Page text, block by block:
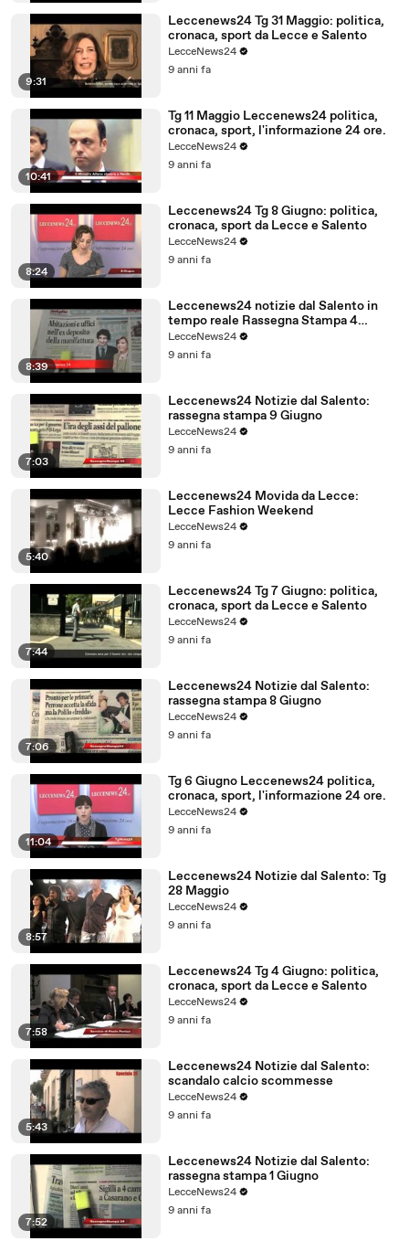
9:31
Leccenews24 Tg 31 Maggio: politica,
cronaca, sport da Lecce e Salento
LecceNews24
9 anni fa
10:41
Tg 11 Maggio Leccenews24 politica,
cronaca, sport, l'informazione 24 ore.
LecceNews24
9 anni fa
8:24
Leccenews24 Tg 8 Giugno: politica,
cronaca, sport da Lecce e Salento
LecceNews24
9 anni fa
8:39
Leccenews24 notizie dal Salento in
tempo reale Rassegna Stampa 4
Giugno
LecceNews24
9 anni fa
7:03
Leccenews24 Notizie dal Salento:
rassegna stampa 9 Giugno
LecceNews24
9 anni fa
5:40
Leccenews24 Movida da Lecce:
Lecce Fashion Weekend
LecceNews24
9 anni fa
7:44
Leccenews24 Tg 7 Giugno: politica,
cronaca, sport da Lecce e Salento
LecceNews24
9 anni fa
7:06
Leccenews24 Notizie dal Salento:
rassegna stampa 8 Giugno
LecceNews24
9 anni fa
11:04
Tg 6 Giugno Leccenews24 politica,
cronaca, sport, l'informazione 24 ore.
LecceNews24
9 anni fa
8:57
Leccenews24 Notizie dal Salento: Tg
28 Maggio
LecceNews24
9 anni fa
7:58
Leccenews24 Tg 4 Giugno: politica,
cronaca, sport da Lecce e Salento
LecceNews24
9 anni fa
5:43
Leccenews24 Notizie dal Salento:
scandalo calcio scommesse
LecceNews24
9 anni fa
7:52
Leccenews24 Notizie dal Salento:
rassegna stampa 1 Giugno
LecceNews24
9 anni fa